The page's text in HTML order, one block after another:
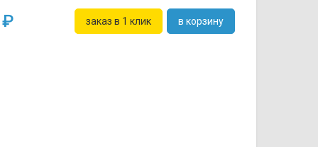
заказ в 1 клик в корзину